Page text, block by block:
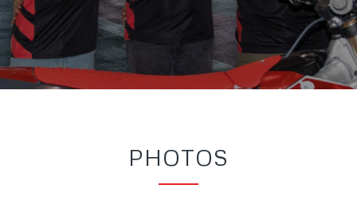
PHOTOS